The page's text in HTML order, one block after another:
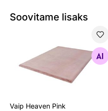
Soovitame lisaks
Vaip Heaven Pink
Vaip Heaven Pink